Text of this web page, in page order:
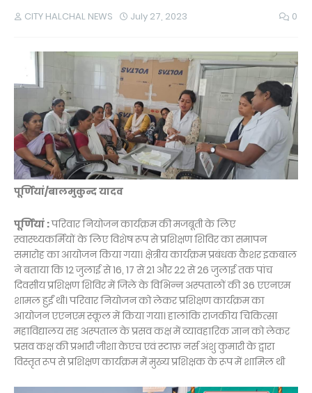
CITY HALCHAL NEWS July 27, 2023 0
पूर्णियां/बालमुकुन्द यादव
पूर्णियां :परिवार नियोजन कार्यक्रम की मजबूती के लिए
स्वास्थ्यकर्मियों के लिए विशेष रूप से प्रशिक्षण शिविर का समापन
समारोह का आयोजन किया गया। क्षेत्रीय कार्यक्रम प्रबंधक कैशर इकबाल
ने बताया कि 12 जुलाई से 16, 17 से 21 और 22 से 26 जुलाई तक पांच
दिवसीय प्रशिक्षण शिविर में जिले के विभिन्न अस्पतालों की 36 एएनएम
शामल हुईं थी। परिवार नियोजन को लेकर प्रशिक्षण कार्यक्रम का
आयोजन एएनएम स्कूल में किया गया। हालांकि राजकीय चिकित्सा
महाविद्यालय सह अस्पताल के प्रसव कक्ष में व्यावहारिक ज्ञान को लेकर
प्रसव कक्ष की प्रभारी जीशा केएच एवं स्टाफ़ नर्स अंशु कुमारी के द्वारा
विस्तृत रूप से प्रशिक्षण कार्यक्रम में मुख्य प्रशिक्षक के रूप में शामिल थी